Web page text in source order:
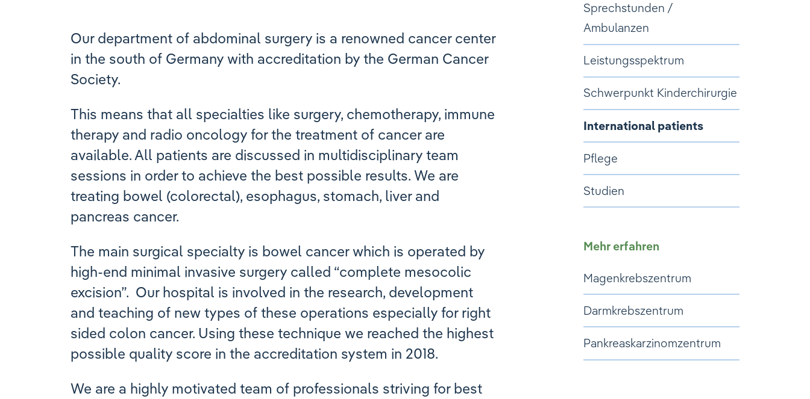
Our department of abdominal surgery is a renowned cancer center
in the south of Germany with accreditation by the German Cancer
Society.
This means that all specialties like surgery, chemotherapy, immune
therapy and radio oncology for the treatment of cancer are
available. All patients are discussed in multidisciplinary team
sessions in order to achieve the best possible results. We are
treating bowel (colorectal), esophagus, stomach, liver and
pancreas cancer.
The main surgical specialty is bowel cancer which is operated by
high-end minimal invasive surgery called “complete mesocolic
excision”. Our hospital is involved in the research, development
and teaching of new types of these operations especially for right
sided colon cancer. Using these technique we reached the highest
possible quality score in the accreditation system in 2018.
We are a highly motivated team of professionals striving for best
Sprechstunden /
Ambulanzen
Leistungsspektrum
Schwerpunkt Kinderchirurgie
International patients
Pflege
Studien
Mehr erfahren
Magenkrebszentrum
Darmkrebszentrum
Pankreaskarzinomzentrum